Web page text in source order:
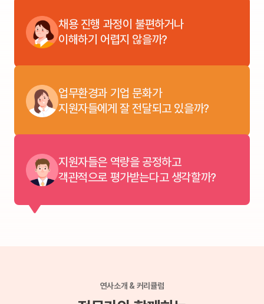
채용 진행 과정이 불편하거나
이해하기 어렵지 않을까?
업무환경과 기업 문화가
지원자들에게 잘 전달되고 있을까?
지원자들은 역량을 공정하고
객관적으로 평가받는다고 생각할까?
연사소개 & 커리큘럼